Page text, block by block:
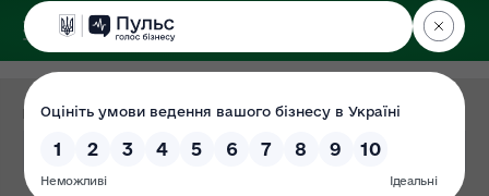
ДЕРЖЕКОІНСПЕКЦІЯ
Категорія публікації